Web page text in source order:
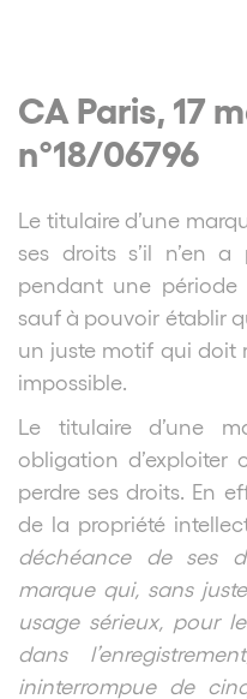
CA Paris, 17
n°18/06796
Le titulaire d’une
ses droits s’il n’en
pendant une
sauf à pouvoir établir
un juste motif qui doit
impossible.
Le titulaire d’une
obligation d’exploiter
perdre ses droits. En
de la propriété
déchéance de ses
marque qui, sans
usage sérieux, pour
dans
ininterrompue de